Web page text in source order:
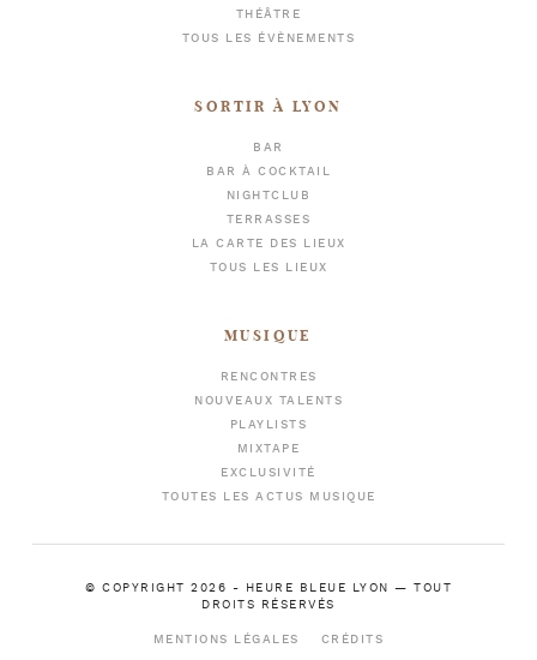
THÉÂTRE
TOUS LES ÉVÈNEMENTS
SORTIR À LYON
BAR
BAR À COCKTAIL
NIGHTCLUB
TERRASSES
LA CARTE DES LIEUX
TOUS LES LIEUX
MUSIQUE
RENCONTRES
NOUVEAUX TALENTS
PLAYLISTS
MIXTAPE
EXCLUSIVITÉ
TOUTES LES ACTUS MUSIQUE
© COPYRIGHT 2026 - HEURE BLEUE LYON — TOUT
DROITS RÉSERVÉS
MENTIONS LÉGALES CRÉDITS